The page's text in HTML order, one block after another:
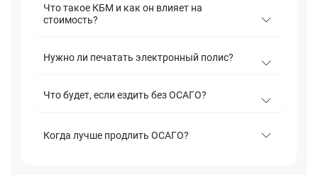
Что такое КБМ и как он влияет на
стоимость?
Нужно ли печатать электронный полис?
Что будет, если ездить без ОСАГО?
Когда лучше продлить ОСАГО?